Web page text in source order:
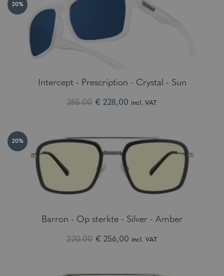
20%
Intercept - Prescription - Crystal - Sun
285.00 € 228,00 incl. VAT
20%
Barron - Op sterkte - Silver - Amber
320.00 € 256,00 incl. VAT